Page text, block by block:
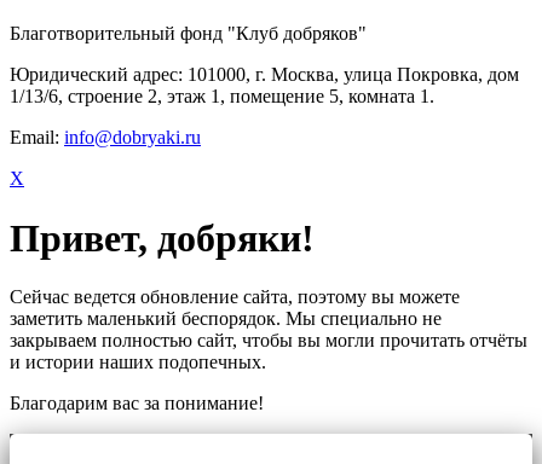
Благотворительный фонд "Клуб добряков"
Юридический адрес: 101000, г. Москва, улица Покровка, дом
1/13/6, строение 2, этаж 1, помещение 5, комната 1.
Email: info@dobryaki.ru
X
Привет, добряки!
Сейчас ведется обновление сайта, поэтому вы можете
заметить маленький беспорядок. Мы специально не
закрываем полностью сайт, чтобы вы могли прочитать отчёты
и истории наших подопечных.
Благодарим вас за понимание!